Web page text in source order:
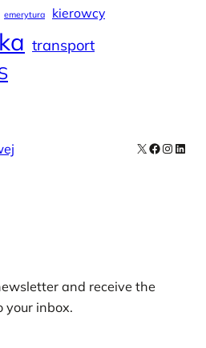
emerytura kierowcy
transport
X Facebook
and receive the
your inbox.